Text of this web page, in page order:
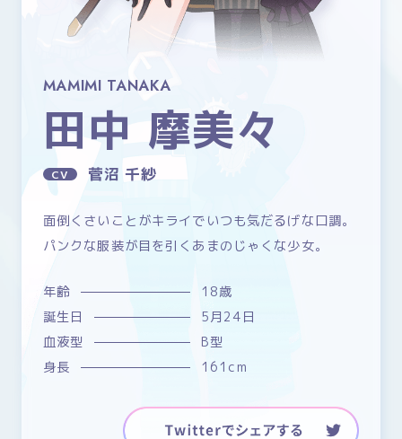
MAMIMI TANAKA
田中 摩美々
菅沼 千紗
面倒くさいことがキライでいつも気だるげな口調。
パンクな服装が目を引くあまのじゃくな少女。
年齢
18歳
誕生日
5月24日
血液型
B型
身長
161cm